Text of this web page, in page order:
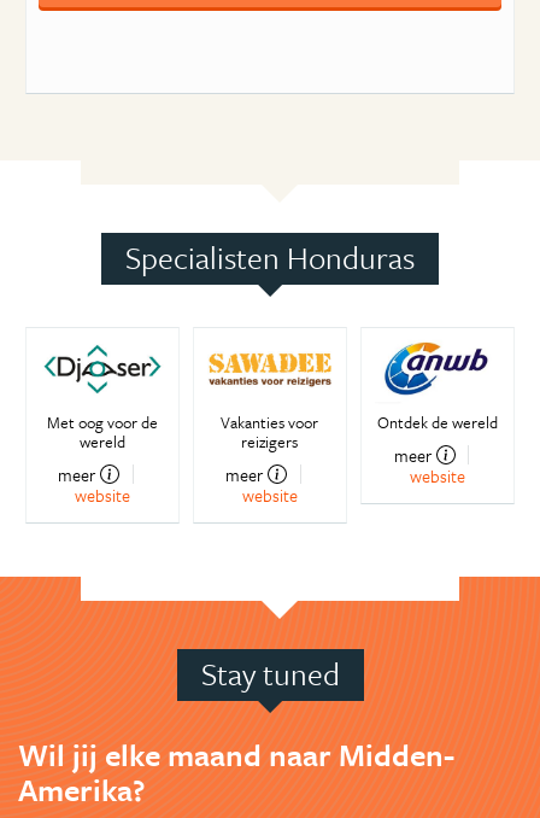
Specialisten Honduras
Met oog voor de
wereld
meer
website
Vakanties voor
reizigers
meer
website
Ontdek de wereld
meer
website
Stay tuned
Wil jij elke maand naar Midden-
Amerika?